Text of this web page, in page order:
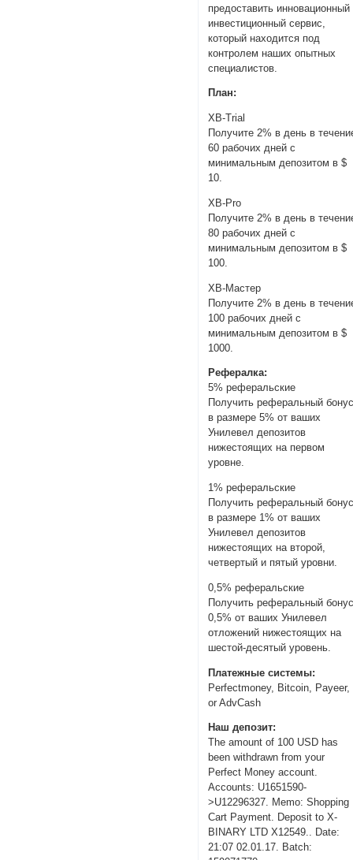
предоставить инновационный
инвестиционный сервис,
который находится под
контролем наших опытных
специалистов.
План:
XB-Trial
Получите 2% в день в
60 рабочих дней с
минимальным депозитом в $
10.
XB-Pro
Получите 2% в день в
80 рабочих дней с
минимальным депозитом в $
100.
XB-Мастер
Получите 2% в день в
100 рабочих дней с
минимальным депозитом в $
1000.
Рефералка:
5% реферальские
Получить реферальный
в размере 5% от ваших
Унилевел депозитов
нижестоящих на первом
уровне.
1% реферальские
Получить реферальный
в размере 1% от ваших
Унилевел депозитов
нижестоящих на второй,
четвертый и пятый уровни.
0,5% реферальские
Получить реферальный
0,5% от ваших Унилевел
отложений нижестоящих на
шестой-десятый уровень.
Платежные системы:
Perfectmoney, Bitcoin, Payeer,
or AdvCash
Наш депозит:
The amount of 100 USD has
been withdrawn from your
Perfect Money account.
Accounts: U1651590-
>U12296327. Memo: Shopping
Cart Payment. Deposit to X-
BINARY LTD X12549.. Date:
21:07 02.01.17. Batch: